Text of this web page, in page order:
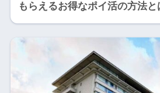
もらえるお得なポイ活の方法と